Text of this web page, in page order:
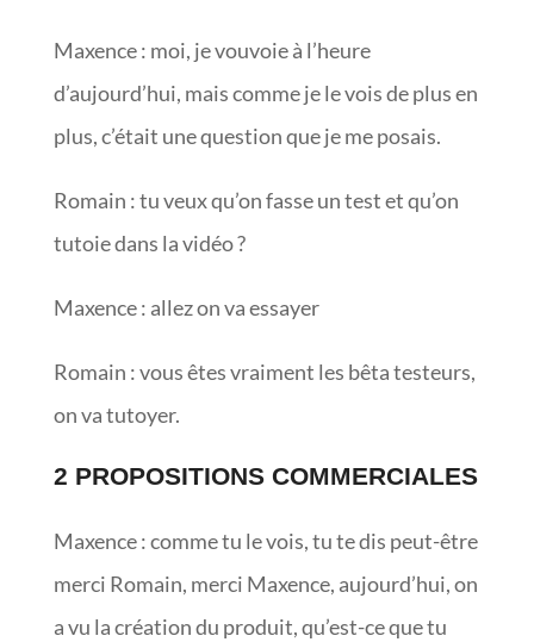
Maxence : moi, je vouvoie à l’heure
d’aujourd’hui, mais comme je le vois de plus en
plus, c’était une question que je me posais.
Romain : tu veux qu’on fasse un test et qu’on
tutoie dans la vidéo ?
Maxence : allez on va essayer
Romain : vous êtes vraiment les bêta testeurs,
on va tutoyer.
2 PROPOSITIONS COMMERCIALES
Maxence : comme tu le vois, tu te dis peut-être
merci Romain, merci Maxence, aujourd’hui, on
a vu la création du produit, qu’est-ce que tu